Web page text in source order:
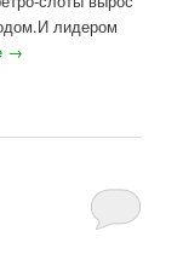
лидером
→